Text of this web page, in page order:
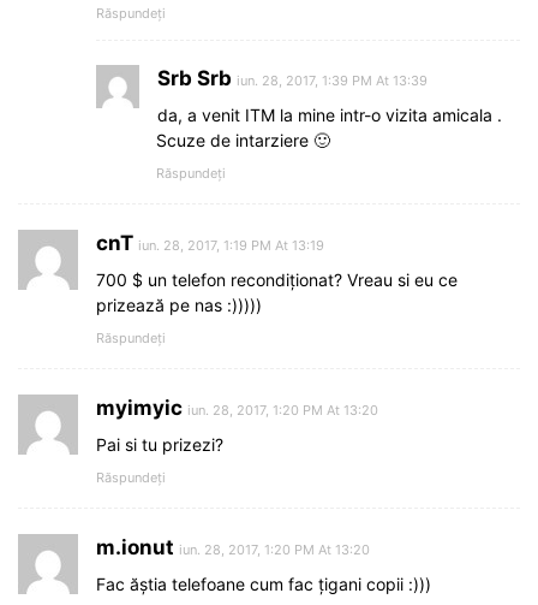
Răspundeți
Srb Srb iun. 28, 2017, 1:39 PM At 13:39
da, a venit ITM la mine intr-o vizita amicala .
Scuze de intarziere 🙂
Răspundeți
cnT iun. 28, 2017, 1:19 PM At 13:19
700 $ un telefon recondiționat? Vreau si eu ce
prizează pe nas :)))))
Răspundeți
myimyic iun. 28, 2017, 1:20 PM At 13:20
Pai si tu prizezi?
Răspundeți
m.ionut iun. 28, 2017, 1:20 PM At 13:20
Fac ăștia telefoane cum fac țigani copii :)))